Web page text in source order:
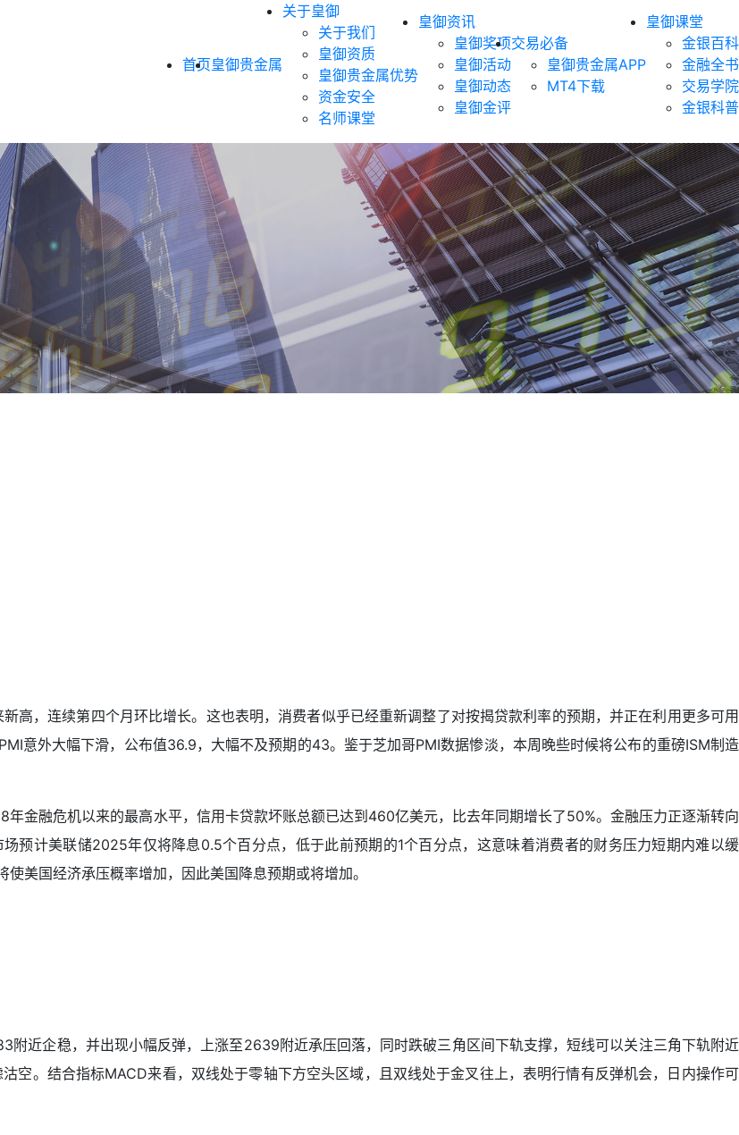
首页皇御贵金属
关于皇御
关于我们
皇御资质
皇御贵金属优势
资金安全
名师课堂
皇御资讯
皇御奖项
皇御活动
皇御动态
皇御金评
交易必备
皇御贵金属APP
MT4下载
皇御课堂
金银百科
金融全书
交易学院
金银科普
高，连续第四个月环比增长。这也表明，消费者似乎已经重新调整了对按揭贷款利率的预期，并正在利用更多可用
意外大幅下滑，公布值36.9，大幅不及预期的43。鉴于芝加哥PMI数据惨淡，本周晚些时候将公布的重磅ISM制造
金融危机以来的最高水平，信用卡贷款坏账总额已达到460亿美元，比去年同期增长了50%。金融压力正逐渐转向
预计美联储2025年仅将降息0.5个百分点，低于此前预期的1个百分点，这意味着消费者的财务压力短期内难以缓
美国经济承压概率增加，因此美国降息预期或将增加。
近企稳，并出现小幅反弹，上涨至2639附近承压回落，同时跌破三角区间下轨支撑，短线可以关注三角下轨附近
空。结合指标MACD来看，双线处于零轴下方空头区域，且双线处于金叉往上，表明行情有反弹机会，日内操作可